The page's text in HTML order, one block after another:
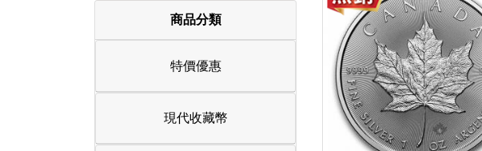
商品分類
特價優惠
現代收藏幣